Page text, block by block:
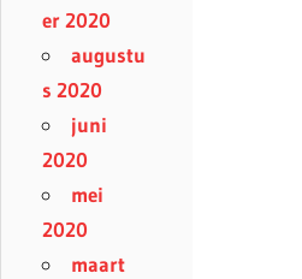
er 2020
augustu
s 2020
juni
2020
mei
2020
maart